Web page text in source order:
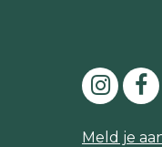
Meld je